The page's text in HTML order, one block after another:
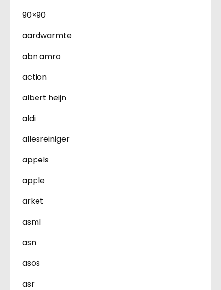
90×90
aardwarmte
abn amro
action
albert heijn
aldi
allesreiniger
appels
apple
arket
asml
asn
asos
asr